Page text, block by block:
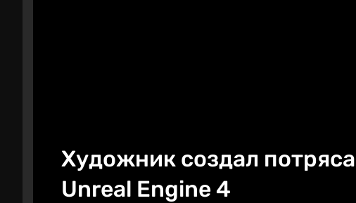
Художник создал
Unreal Engine 4